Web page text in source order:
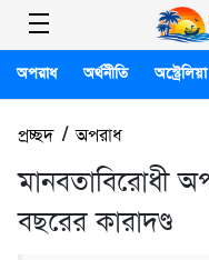
অপরাধ অর্থনীতি অস্ট্রেলিয়া
প্রচ্ছদ/অপরাধ
মানবতাবিরোধী
বছরের কারাদণ্ড